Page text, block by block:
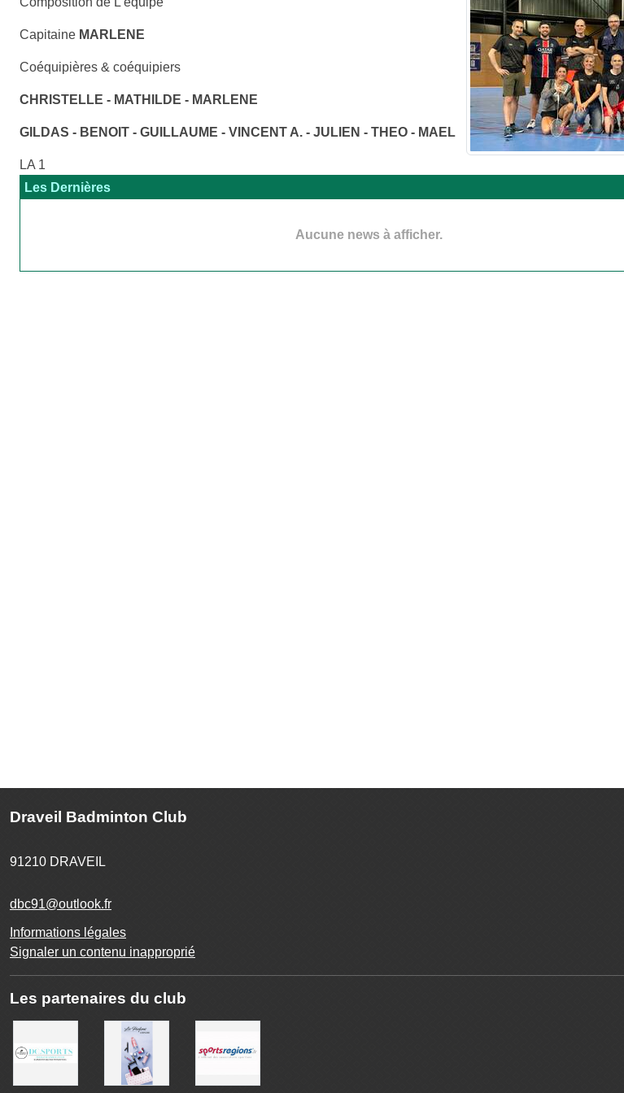
Capitaine MARLENE
Coéquipières & coéquipiers
CHRISTELLE - MATHILDE - MARLENE
GILDAS - BENOIT - GUILLAUME - VINCENT A. - JULIEN - THEO - MAEL
LA 1
Les Dernières
Aucune news à afficher.
Draveil Badminton Club
91210 DRAVEIL
dbc91@outlook.fr
Informations légales
Signaler un contenu inapproprié
Les partenaires du club